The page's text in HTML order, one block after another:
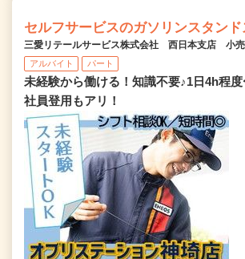
セルフサービスのガソリンスタンド
三愛リテールサービス株式会社 西日本支店 小
アルバイト パート
未経験から働ける！知識不要♪1日4h程
社員登用もアリ！